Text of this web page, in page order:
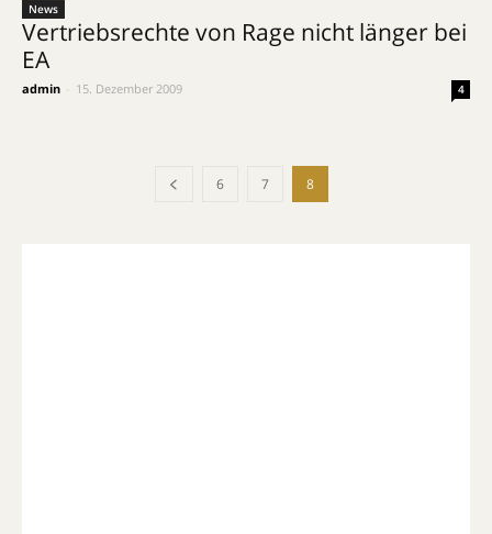
News
Vertriebsrechte von Rage nicht länger bei
EA
admin 15. Dezember 2009 4
6 7 8